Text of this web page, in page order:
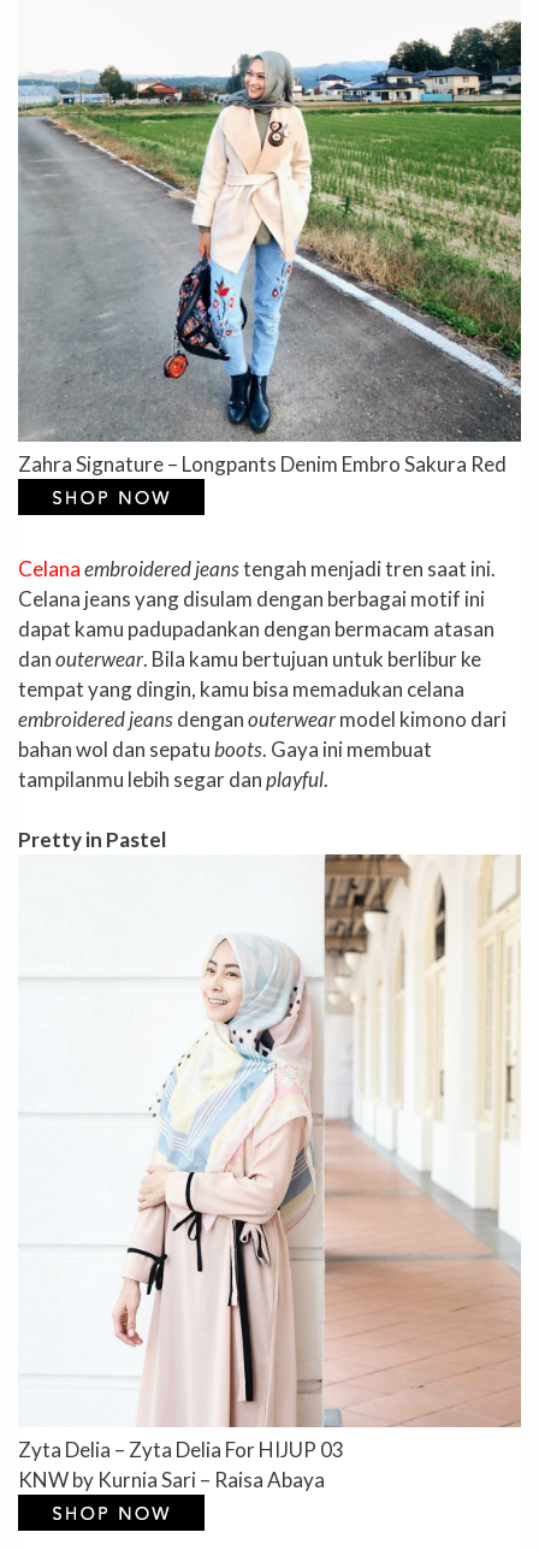
Zahra Signature – Longpants Denim Embro Sakura Red
Celanaembroidered jeanstengah menjadi tren saat ini.
Celana jeans yang disulam dengan berbagai motif ini
dapat kamu padupadankan dengan bermacam atasan
danouterwear. Bila kamu bertujuan untuk berlibur ke
tempat yang dingin, kamu bisa memadukan celana
embroidered jeansdenganouterwearmodel kimono dari
bahan wol dan sepatuboots. Gaya ini membuat
tampilanmu lebih segar danplayful.
Pretty in Pastel
Zyta Delia – Zyta Delia For HIJUP 03
KNW by Kurnia Sari – Raisa Abaya